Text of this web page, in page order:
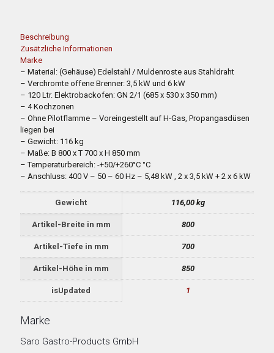
Beschreibung
Zusätzliche Informationen
Marke
– Material: (Gehäuse) Edelstahl / Muldenroste aus Stahldraht
– Verchromte offene Brenner: 3,5 kW und 6 kW
– 120 Ltr. Elektrobackofen: GN 2/1 (685 x 530 x 350 mm)
– 4 Kochzonen
– Ohne Pilotflamme – Voreingestellt auf H-Gas, Propangasdüsen
liegen bei
– Gewicht: 116 kg
– Maße: B 800 x T 700 x H 850 mm
– Temperaturbereich: -+50/+260°C °C
– Anschluss: 400 V – 50 – 60 Hz – 5,48 kW , 2 x 3,5 kW + 2 x 6 kW
Gewicht 116,00 kg
Artikel-Breite in mm 800
Artikel-Tiefe in mm 700
Artikel-Höhe in mm 850
isUpdated 1
Marke
Saro Gastro-Products GmbH